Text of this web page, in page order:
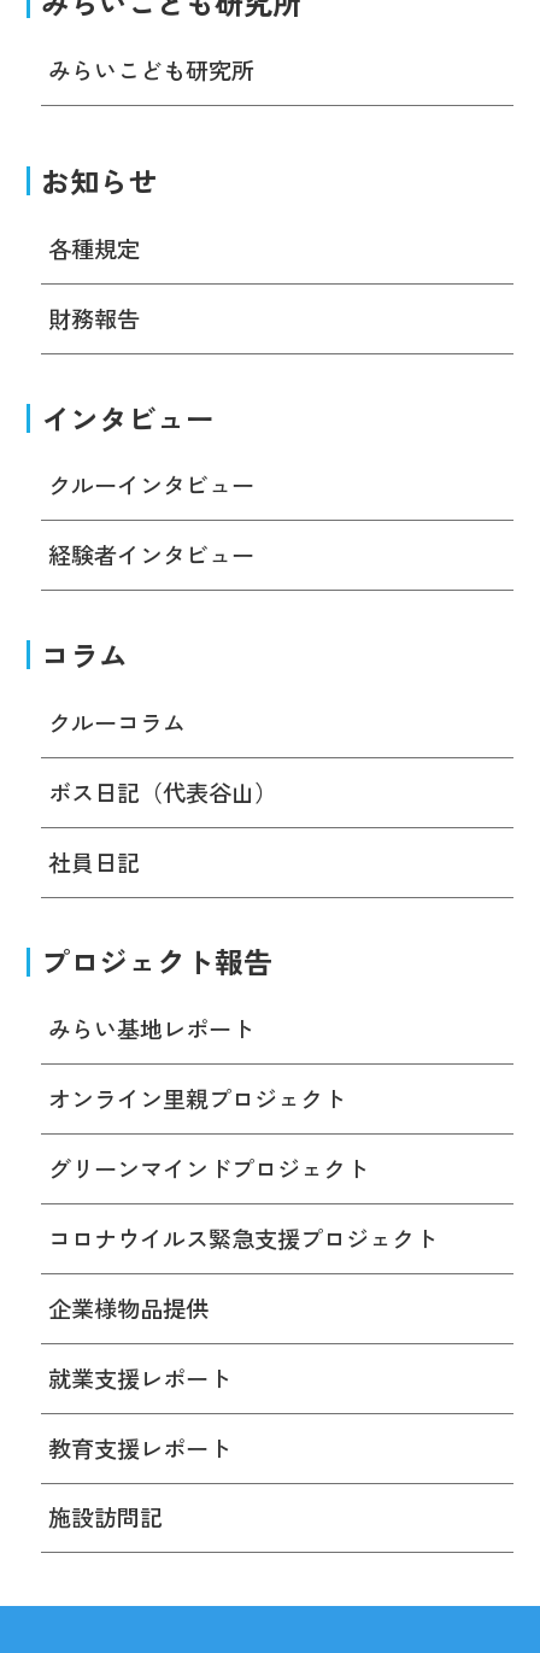
みらいこども研究所
お知らせ
各種規定
財務報告
インタビュー
クルーインタビュー
経験者インタビュー
コラム
クルーコラム
ボス日記（代表谷山）
社員日記
プロジェクト報告
みらい基地レポート
オンライン里親プロジェクト
グリーンマインドプロジェクト
コロナウイルス緊急支援プロジェクト
企業様物品提供
就業支援レポート
教育支援レポート
施設訪問記